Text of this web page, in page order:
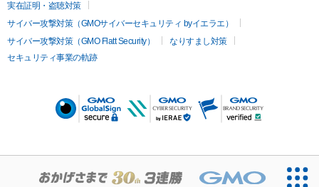
実在証明・盗聴対策
サイバー攻撃対策（GMOサイバーセキュリティ byイエラエ）
サイバー攻撃対策（GMO Flatt Security）
なりすまし対策
セキュリティ事業の軌跡